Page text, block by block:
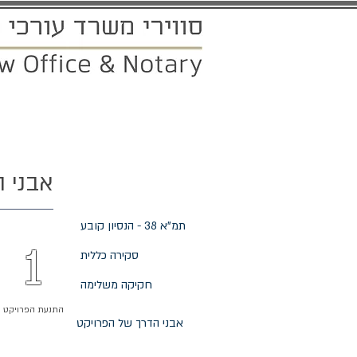
אבני
1
התנעת הפרויקט
תמ"א 38 - הנסיון קובע
סקירה כללית
חקיקה משלימה
אבני הדרך של הפרויקט